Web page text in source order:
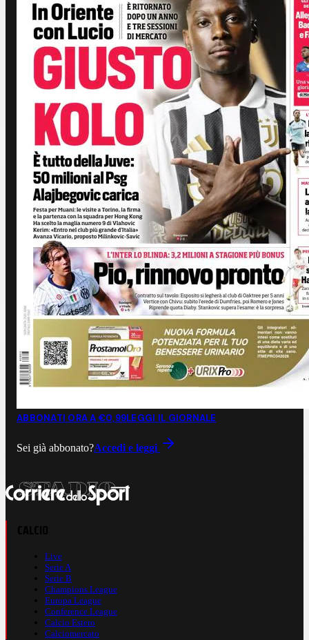
ABBONATI ORA A €0,99LEGGI IL GIORNALE
Sei già abbonato?Accedi e leggi
Live
Serie A
Serie B
Champions League
Europa League
Conference League
Calcio Estero
Calciomercato